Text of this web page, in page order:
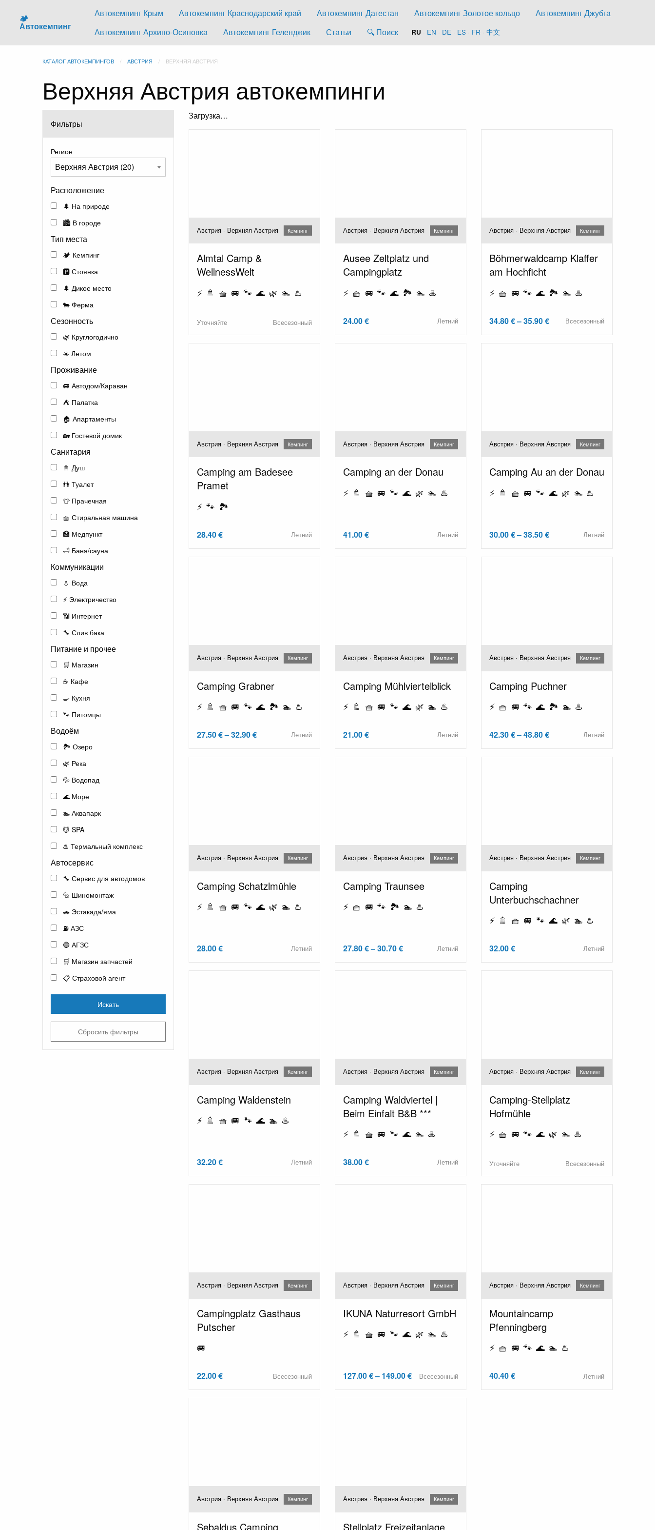
🏕️
Автокемпинг
Автокемпинг Крым Автокемпинг Краснодарский край Автокемпинг Дагестан Автокемпинг Золотое кольцо
Автокемпинг Джубга
Автокемпинг Архипо-Осиповка
Автокемпинг Геленджик Статьи 🔍 Поиск RU · EN · DE · ES · FR · 中文
КАТАЛОГ АВТОКЕМПИНГОВ АВСТРИЯ ВЕРХНЯЯ АВСТРИЯ
Верхняя Австрия автокемпинги
Фильтры
Регион
Расположение
🌲 На природе
🏙️ В городе
Тип места
🏕️ Кемпинг
🅿️ Стоянка
🌲 Дикое место
🐄 Ферма
Сезонность
🌿 Круглогодично
☀️ Летом
Проживание
🚐 Автодом/Караван
⛺ Палатка
🏠 Апартаменты
🏡 Гостевой домик
Санитария
🚿 Душ
🚻 Туалет
👕 Прачечная
🧺 Стиральная машина
🏥 Медпункт
🛁 Баня/сауна
Коммуникации
💧 Вода
⚡ Электричество
📶 Интернет
🔧 Слив бака
Питание и прочее
🛒 Магазин
☕ Кафе
🍳 Кухня
🐾 Питомцы
Водоём
🏞️ Озеро
🌿 Река
💦 Водопад
🌊 Море
🏊 Аквапарк
💆 SPA
♨️ Термальный комплекс
Автосервис
🔧 Сервис для автодомов
🔩 Шиномонтаж
🚗 Эстакада/яма
⛽ АЗС
🔵 АГЗС
🛒 Магазин запчастей
📋 Страховой агент
Искать
Сбросить фильтры
Загрузка…
Австрия · Верхняя Австрия Кемпинг
Almtal Camp &
WellnessWelt
⚡ 🚿 🧺 🚐 🐾 🌊 🌿 🏊 ♨️
Уточняйте Всесезонный
Австрия · Верхняя Австрия Кемпинг
Ausee Zeltplatz und
Campingplatz
⚡ 🧺 🚐 🐾 🌊 🏞️ 🏊 ♨️
24.00 € Летний
Австрия · Верхняя Австрия Кемпинг
Böhmerwaldcamp Klaffer
am Hochficht
⚡ 🧺 🚐 🐾 🌊 🏞️ 🏊 ♨️
34.80 € – 35.90 € Всесезонный
Австрия · Верхняя Австрия Кемпинг
Camping am Badesee
Pramet
⚡ 🐾 🏞️
28.40 € Летний
Австрия · Верхняя Австрия Кемпинг
Camping an der Donau
⚡ 🚿 🧺 🚐 🐾 🌊 🌿 🏊 ♨️
41.00 € Летний
Австрия · Верхняя Австрия Кемпинг
Camping Au an der Donau
⚡ 🚿 🧺 🚐 🐾 🌊 🌿 🏊 ♨️
30.00 € – 38.50 € Летний
Австрия · Верхняя Австрия Кемпинг
Camping Grabner
⚡ 🚿 🧺 🚐 🐾 🌊 🏞️ 🏊 ♨️
27.50 € – 32.90 € Летний
Австрия · Верхняя Австрия Кемпинг
Camping Mühlviertelblick
⚡ 🚿 🧺 🚐 🐾 🌊 🌿 🏊 ♨️
21.00 € Летний
Австрия · Верхняя Австрия Кемпинг
Camping Puchner
⚡ 🧺 🚐 🐾 🌊 🏞️ 🏊 ♨️
42.30 € – 48.80 € Летний
Австрия · Верхняя Австрия Кемпинг
Camping Schatzlmühle
⚡ 🚿 🧺 🚐 🐾 🌊 🌿 🏊 ♨️
28.00 € Летний
Австрия · Верхняя Австрия Кемпинг
Camping Traunsee
⚡ 🧺 🚐 🐾 🏞️ 🏊 ♨️
27.80 € – 30.70 € Летний
Австрия · Верхняя Австрия Кемпинг
Camping
Unterbuchschachner
⚡ 🚿 🧺 🚐 🐾 🌊 🌿 🏊 ♨️
32.00 € Летний
Австрия · Верхняя Австрия Кемпинг
Camping Waldenstein
⚡ 🚿 🧺 🚐 🐾 🌊 🏊 ♨️
32.20 € Летний
Австрия · Верхняя Австрия Кемпинг
Camping Waldviertel |
Beim Einfalt B&B ***
⚡ 🚿 🧺 🚐 🐾 🌊 🏊 ♨️
38.00 € Летний
Австрия · Верхняя Австрия Кемпинг
Camping-Stellplatz
Hofmühle
⚡ 🧺 🚐 🐾 🌊 🌿 🏊 ♨️
Уточняйте Всесезонный
Австрия · Верхняя Австрия Кемпинг
Campingplatz Gasthaus
Putscher
🚐
22.00 € Всесезонный
Австрия · Верхняя Австрия Кемпинг
IKUNA Naturresort GmbH
⚡ 🚿 🧺 🚐 🐾 🌊 🌿 🏊 ♨️
127.00 € – 149.00 € Всесезонный
Австрия · Верхняя Австрия Кемпинг
Mountaincamp
Pfenningberg
⚡ 🧺 🚐 🐾 🌊 🏊 ♨️
40.40 € Летний
Австрия · Верхняя Австрия Кемпинг
Sebaldus Camping
Австрия · Верхняя Австрия Кемпинг
Stellplatz Freizeitanlage